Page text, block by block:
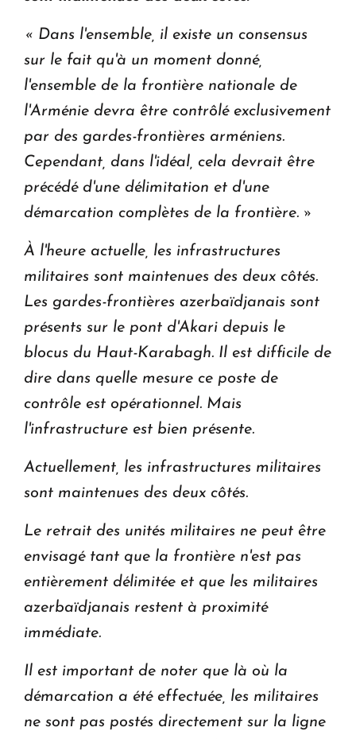
« Dans l'ensemble, il existe un consensus
sur le fait qu'à un moment donné,
l'ensemble de la frontière nationale de
l'Arménie devra être contrôlé exclusivement
par des gardes-frontières arméniens.
Cependant, dans l'idéal, cela devrait être
précédé d'une délimitation et d'une
démarcation complètes de la frontière. »
À l'heure actuelle, les infrastructures
militaires sont maintenues des deux côtés.
Les gardes-frontières azerbaïdjanais sont
présents sur le pont d'Akari depuis le
blocus du Haut-Karabagh. Il est difficile de
dire dans quelle mesure ce poste de
contrôle est opérationnel. Mais
l'infrastructure est bien présente.
Actuellement, les infrastructures militaires
sont maintenues des deux côtés.
Le retrait des unités militaires ne peut être
envisagé tant que la frontière n'est pas
entièrement délimitée et que les militaires
azerbaïdjanais restent à proximité
immédiate.
Il est important de noter que là où la
démarcation a été effectuée, les militaires
ne sont pas postés directement sur la ligne